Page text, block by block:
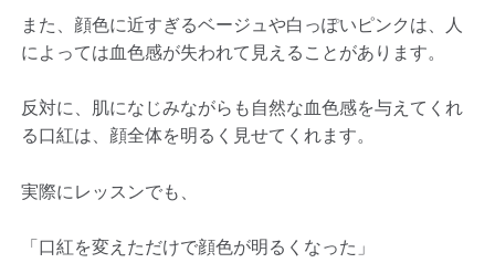
また、顔色に近すぎるベージュや白っぽいピンクは、人
によっては血色感が失われて見えることがあります。
反対に、肌になじみながらも自然な血色感を与えてくれ
る口紅は、顔全体を明るく見せてくれます。
実際にレッスンでも、
「口紅を変えただけで顔色が明るくなった」